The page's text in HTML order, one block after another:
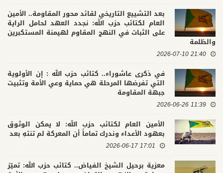
بعد التشييع التاريخي لقائد محور المقاومة.. الأمين
العام لكتائب حزب الله: نجدد العهد لحامل الراية
على الثبات في النهج المقاوم لهيمنة المستكبرين
والظلمة
21:40 2026-07-10
في ذكرى عاشوراء.. كتائب حزب الله : إن الأولوية
التي تفرضها المرحلة هي حماية وعي الأمة وتثبيت
جبهة المقاومة
11:39 2026-06-26
الأمين العام لكتائب حزب الله: لا يمكن الوثوق
بعهود الأعداء وندرك تماماً أن المعركة لم تنتهِ بعد
17:01 2026-06-17
معزية برحيل الشيخ الفياض.. كتائب حزب الله: تميّز